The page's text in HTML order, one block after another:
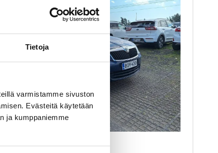
Tietoja
varmistamme sivuston
Evästeitä käytetään
ja kumppaniemme
Octavia